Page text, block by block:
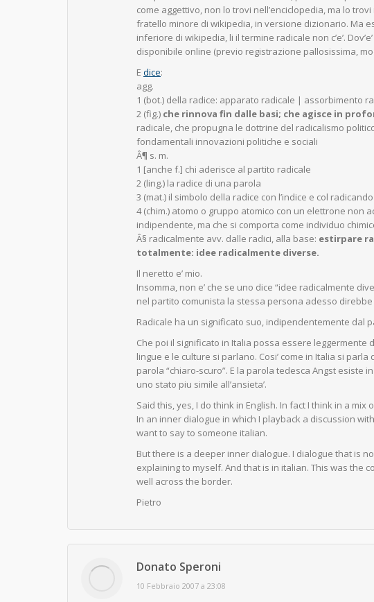
come aggettivo, non lo trovi nell’enciclopedia, ma lo
fratello minore di wikipedia, in versione dizionario. Ma
inferiore di wikipedia, li il termine radicale non c’e’.
disponibile online (previo registrazione pallosissima,
E dice:
agg.
1 (bot.) della radice: apparato radicale | assorbimento
2 (fig.) che rinnova fin dalle basi; che agisce in
radicale, che propugna le dottrine del radicalismo
fondamentali innovazioni politiche e sociali
Â¶ s. m.
1 [anche f.] chi aderisce al partito radicale
2 (ling.) la radice di una parola
3 (mat.) il simbolo della radice con l’indice e col radicando
4 (chim.) atomo o gruppo atomico con un elettrone non
indipendente, ma che si comporta come individuo
Â§ radicalmente avv. dalle radici, alla base: estirpare
totalmente: idee radicalmente diverse.
Il neretto e’ mio.
Insomma, non e’ che se uno dice “idee radicalmente
nel partito comunista la stessa persona adesso
Radicale ha un significato suo, indipendentemente dal
Che poi il significato in Italia possa essere leggermente
lingue e le culture si parlano. Cosi’ come in Italia si
parola “chiaro-scuro”. E la parola tedesca Angst esiste
uno stato piu simile all’ansieta’.
Said this, yes, I do think in English. In fact I think in a
In an inner dialogue in which I playback a discussion
want to say to someone italian.
But there is a deeper inner dialogue. I dialogue that is
explaining to myself. And that is in italian. This was the
well across the border.
Pietro
Donato Speroni
says:
10 Febbraio 2007 a 23:08